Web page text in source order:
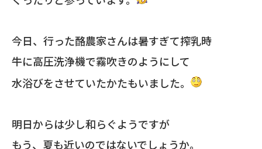
今日、行った酪農家さんは暑すぎて搾乳時
牛に高圧洗浄機で霧吹きのようにして
水浴びをさせていたかたもいました。
明日からは少し和らぐようですが
もう、夏も近いのではないでしょうか。